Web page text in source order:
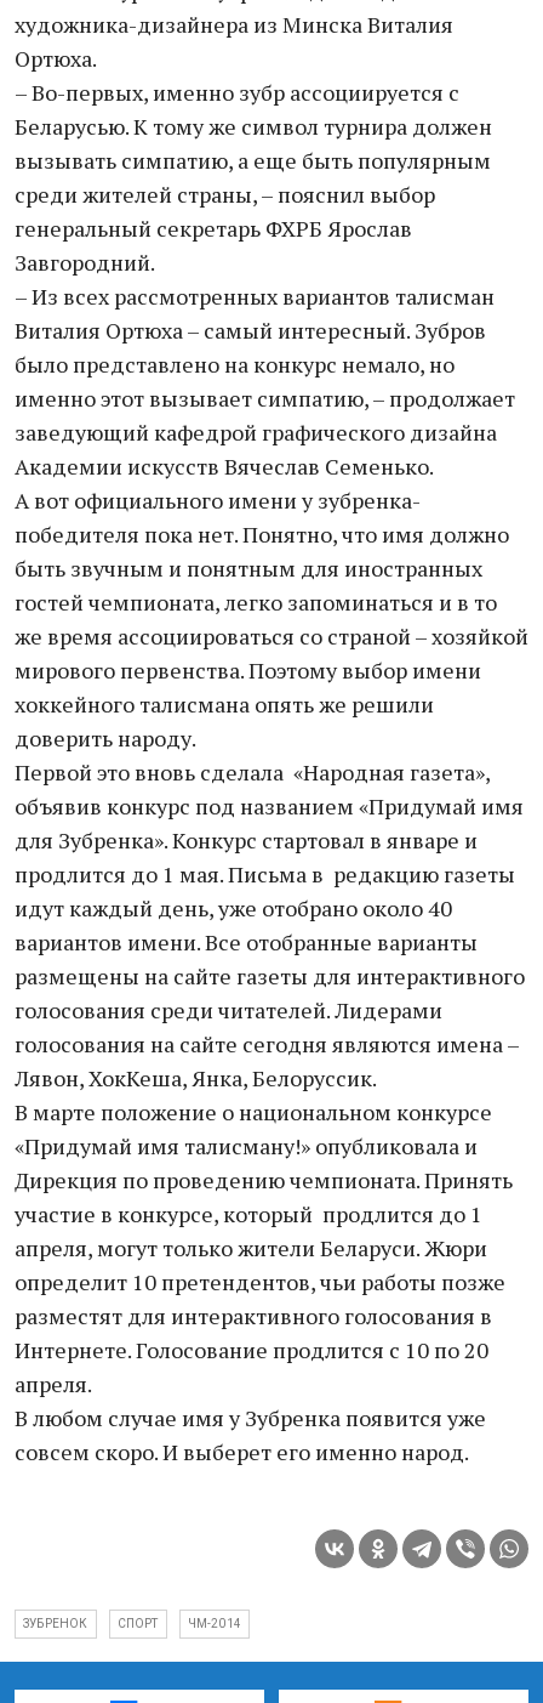
художника-дизайнера из Минска Виталия
Ортюха.
– Во-первых, именно зубр ассоциируется с
Беларусью. К тому же символ турнира должен
вызывать симпатию, а еще быть популярным
среди жителей страны, – пояснил выбор
генеральный секретарь ФХРБ Ярослав
Завгородний.
– Из всех рассмотренных вариантов талисман
Виталия Ортюха – самый интересный. Зубров
было представлено на конкурс немало, но
именно этот вызывает симпатию, – продолжает
заведующий кафедрой графического дизайна
Академии искусств Вячеслав Семенько.
А вот официального имени у зубренка-
победителя пока нет. Понятно, что имя должно
быть звучным и понятным для иностранных
гостей чемпионата, легко запоминаться и в то
же время ассоциироваться со страной – хозяйкой
мирового первенства. Поэтому выбор имени
хоккейного талисмана опять же решили
доверить народу.
Первой это вновь сделала «Народная газета»,
объявив конкурс под названием «Придумай имя
для Зубренка». Конкурс стартовал в январе и
продлится до 1 мая. Письма в редакцию газеты
идут каждый день, уже отобрано около 40
вариантов имени. Все отобранные варианты
размещены на сайте газеты для интерактивного
голосования среди читателей. Лидерами
голосования на сайте сегодня являются имена –
Лявон, ХокКеша, Янка, Белоруссик.
В марте положение о национальном конкурсе
«Придумай имя талисману!» опубликовала и
Дирекция по проведению чемпионата. Принять
участие в конкурсе, который продлится до 1
апреля, могут только жители Беларуси. Жюри
определит 10 претендентов, чьи работы позже
разместят для интерактивного голосования в
Интернете. Голосование продлится с 10 по 20
апреля.
В любом случае имя у Зубренка появится уже
совсем скоро. И выберет его именно народ.
ЗУБРЕНОК СПОРТ ЧМ-2014